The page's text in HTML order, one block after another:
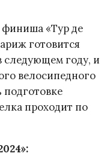
«Тур де
готовится
году, и
велосипедного
проходит по